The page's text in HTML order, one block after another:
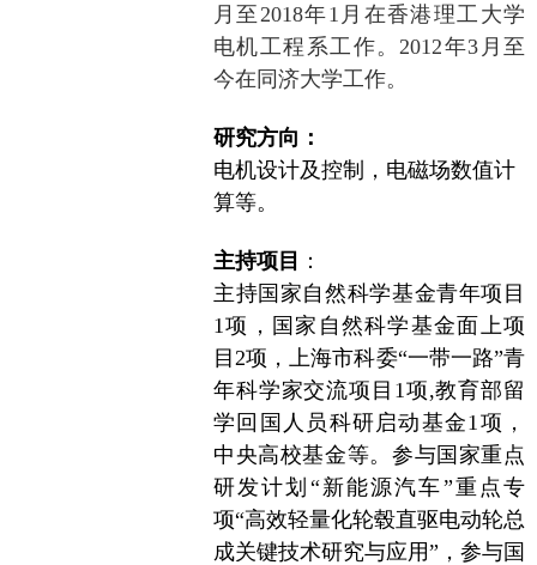
月至 2018年1 月在香港理工大学
电机工程系工作。 2012年3 月至
今在同济大学工作。
研究方向：
电机设计及控制，电磁场数值计
算等。
主持项目
：
主持国家自然科学基金青年项目
1 项，国家自然科学基金面上项
目 2项，上海市科委“一带一路”青
年科学家交流项目 1 项,教育部留
学回国人员科研启动基金1 项，
中央高校基金等。参与国家重点
研发计划“新能源汽车”重点专
项“高效轻量化轮毂直驱电动轮总
成关键技术研究与应用”，参与国